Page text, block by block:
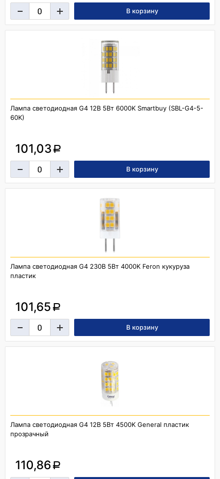
Лампа светодиодная G4 12В 5Вт 6000K Smartbuy (SBL-G4-5-
60K)
101,03 a
Лампа светодиодная G4 230В 5Вт 4000K Feron кукуруза
пластик
101,65 a
Лампа светодиодная G4 12В 5Вт 4500K General пластик
прозрачный
110,86 a